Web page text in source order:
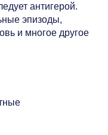
антигерой.
эпизоды,
и многое другое